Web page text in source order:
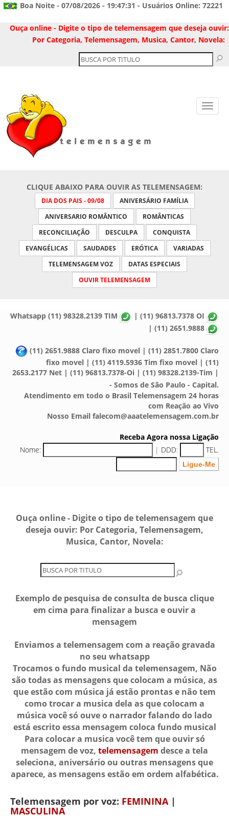
Boa Noite - 07/08/2026 - 19:47:31 - Usuários Online: 72221
Ouça online - Digite o tipo de telemensagem que deseja ouvir:
Por Categoria, Telemensagem, Musica, Cantor, Novela:
CLIQUE ABAIXO PARA OUVIR AS TELEMENSAGEM:
DIA DOS PAIS - 09/08
ANIVERSÁRIO FAMÍLIA
ANIVERSARIO ROMÂNTICO
ROMÂNTICAS
RECONCILIAÇÃO
DESCULPA
CONQUISTA
EVANGÉLICAS
SAUDADES ERÓTICA
VARIADAS
TELEMENSAGEM VOZ
DATAS ESPECIAIS
OUVIR TELEMENSAGEM
Whatsapp (11) 98328.2139 TIM
| (11) 96813.7378 OI
| (11) 2651.9888
(11) 2651.9888 Claro fixo movel | (11) 2851.7800 Claro
fixo movel | (11) 4119.5936 Tim fixo movel | (11)
2653.2177 Net | (11) 96813.7378-Oi | (11) 98328.2139-Tim |
- Somos de São Paulo - Capital.
Atendimento em todo o Brasil Telemensagem 24 horas
com Reação ao Vivo
Nosso Email falecom@aaatelemensagem.com.br
Receba Agora nossa Ligação
Nome:
| DDD: TEL.
Ouça online - Digite o tipo de telemensagem que
deseja ouvir: Por Categoria, Telemensagem,
Musica, Cantor, Novela:
Exemplo de pesquisa de consulta de busca clique
em cima para finalizar a busca e ouvir a
mensagem
Enviamos a telemensagem com a reação gravada
no seu whatsapp
Trocamos o fundo musical da telemensagem, Não
são todas as mensagens que colocam a música, as
que estão com música já estão prontas e não tem
como trocar a musica dela as que colocam a
música você só ouve o narrador falando do lado
está escrito essa mensagem coloca fundo musical
Para colocar a musica você tem que ouvir só
mensagem de voz, telemensagem desce a tela
seleciona, aniversário ou outras mensagens que
aparece, as mensagens estão em ordem alfabética.
Telemensagem por voz: FEMININA|
MASCULINA